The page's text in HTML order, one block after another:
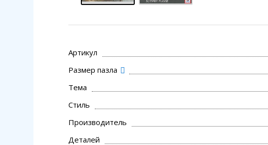
Артикул
Размер пазла
Тема
Стиль
Производитель
Деталей